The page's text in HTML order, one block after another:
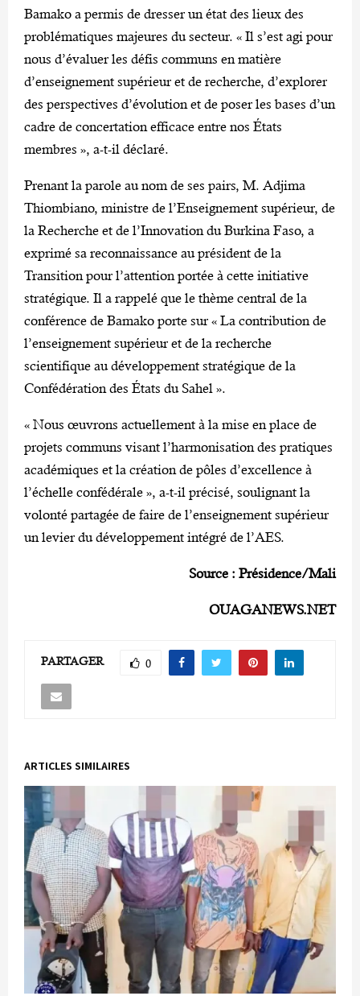
Bamako a permis de dresser un état des lieux des
problématiques majeures du secteur. « Il s’est agi pour
nous d’évaluer les défis communs en matière
d’enseignement supérieur et de recherche, d’explorer
des perspectives d’évolution et de poser les bases d’un
cadre de concertation efficace entre nos États
membres », a-t-il déclaré.
Prenant la parole au nom de ses pairs, M. Adjima
Thiombiano, ministre de l’Enseignement supérieur, de
la Recherche et de l’Innovation du Burkina Faso, a
exprimé sa reconnaissance au président de la
Transition pour l’attention portée à cette initiative
stratégique. Il a rappelé que le thème central de la
conférence de Bamako porte sur « La contribution de
l’enseignement supérieur et de la recherche
scientifique au développement stratégique de la
Confédération des États du Sahel ».
« Nous œuvrons actuellement à la mise en place de
projets communs visant l’harmonisation des pratiques
académiques et la création de pôles d’excellence à
l’échelle confédérale », a-t-il précisé, soulignant la
volonté partagée de faire de l’enseignement supérieur
un levier du développement intégré de l’AES.
Source : Présidence/Mali
OUAGANEWS.NET
PARTAGER 0
ARTICLES SIMILAIRES